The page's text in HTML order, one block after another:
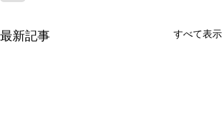
最新記事 すべて表示